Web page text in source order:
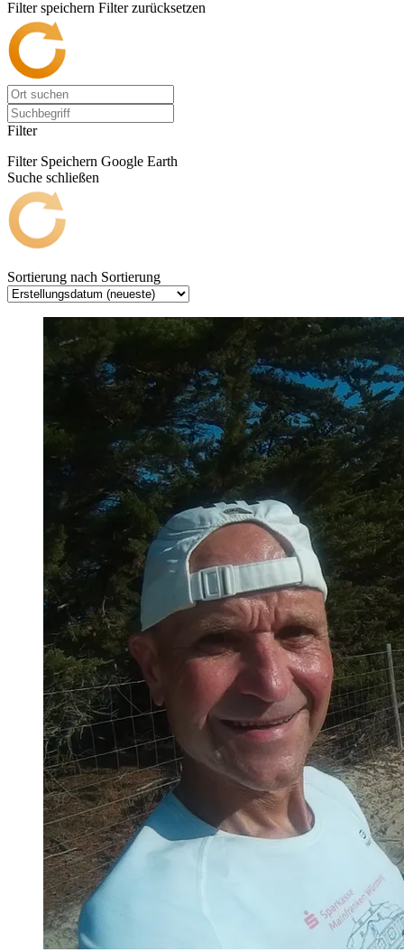
Filter speichern Filter zurücksetzen
Filter
Filter Speichern Google Earth
Suche schließen
Sortierung nach Sortierung